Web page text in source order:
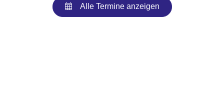
Alle Termine anzeigen